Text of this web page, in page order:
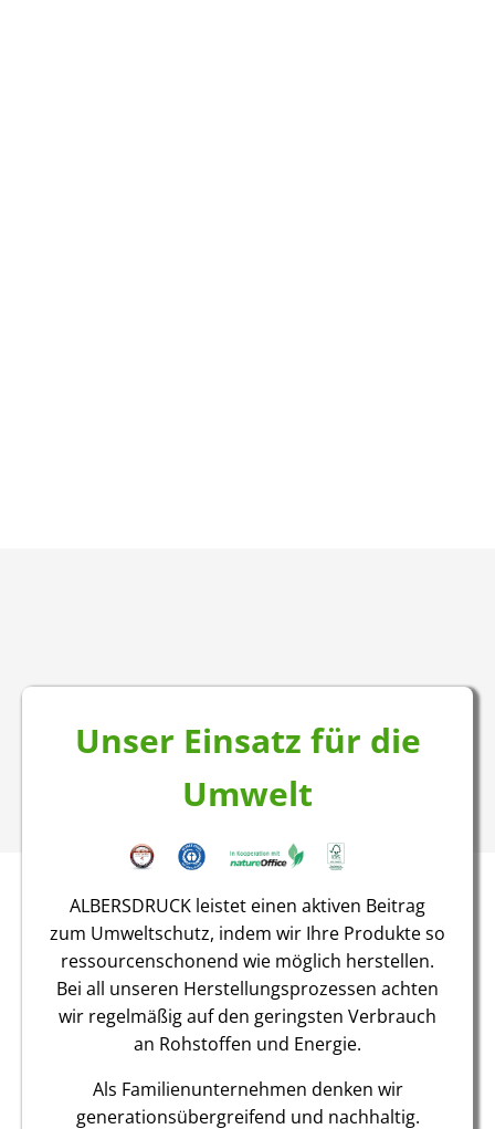
Unser Einsatz für die
Umwelt
ALBERSDRUCK leistet einen aktiven Beitrag
zum Umweltschutz, indem wir Ihre Produkte so
ressourcenschonend wie möglich herstellen.
Bei all unseren Herstellungsprozessen achten
wir regelmäßig auf den geringsten Verbrauch
an Rohstoffen und Energie.
Als Familienunternehmen denken wir
generationsübergreifend und nachhaltig.